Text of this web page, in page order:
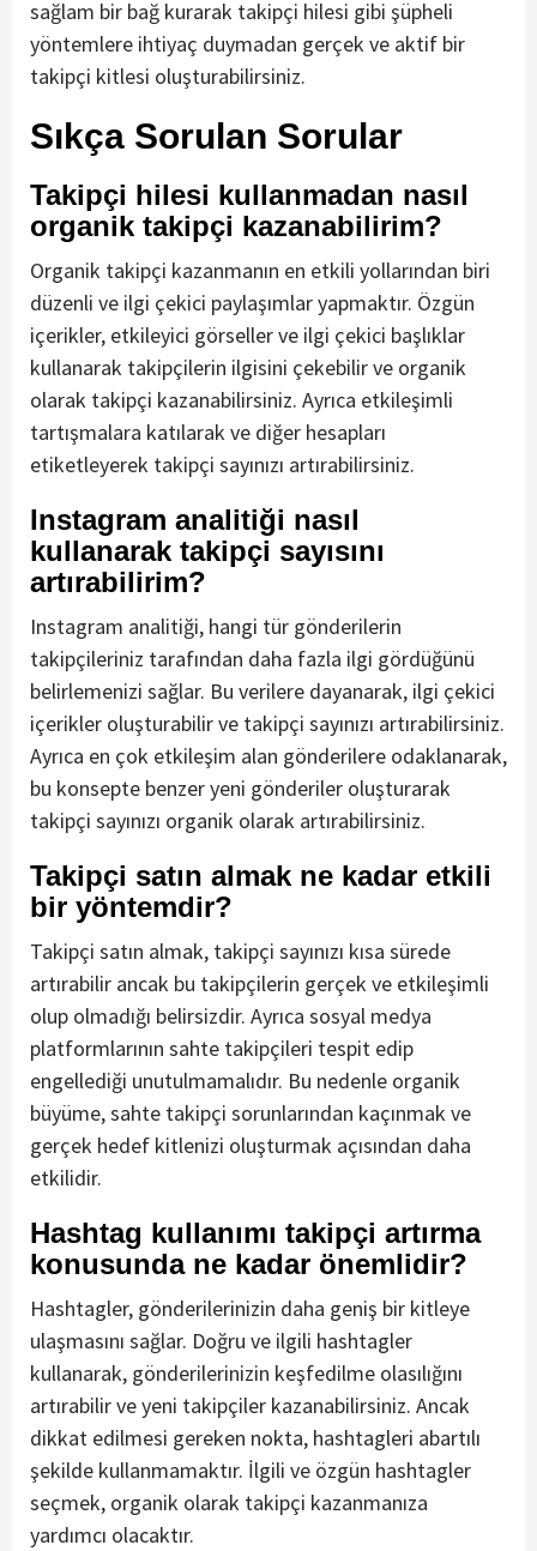
sağlam bir bağ kurarak takipçi hilesi gibi şüpheli
yöntemlere ihtiyaç duymadan gerçek ve aktif bir
takipçi kitlesi oluşturabilirsiniz.
Sıkça Sorulan Sorular
Takipçi hilesi kullanmadan nasıl
organik takipçi kazanabilirim?
Organik takipçi kazanmanın en etkili yollarından biri
düzenli ve ilgi çekici paylaşımlar yapmaktır. Özgün
içerikler, etkileyici görseller ve ilgi çekici başlıklar
kullanarak takipçilerin ilgisini çekebilir ve organik
olarak takipçi kazanabilirsiniz. Ayrıca etkileşimli
tartışmalara katılarak ve diğer hesapları
etiketleyerek takipçi sayınızı artırabilirsiniz.
Instagram analitiği nasıl
kullanarak takipçi sayısını
artırabilirim?
Instagram analitiği, hangi tür gönderilerin
takipçileriniz tarafından daha fazla ilgi gördüğünü
belirlemenizi sağlar. Bu verilere dayanarak, ilgi çekici
içerikler oluşturabilir ve takipçi sayınızı artırabilirsiniz.
Ayrıca en çok etkileşim alan gönderilere odaklanarak,
bu konsepte benzer yeni gönderiler oluşturarak
takipçi sayınızı organik olarak artırabilirsiniz.
Takipçi satın almak ne kadar etkili
bir yöntemdir?
Takipçi satın almak, takipçi sayınızı kısa sürede
artırabilir ancak bu takipçilerin gerçek ve etkileşimli
olup olmadığı belirsizdir. Ayrıca sosyal medya
platformlarının sahte takipçileri tespit edip
engellediği unutulmamalıdır. Bu nedenle organik
büyüme, sahte takipçi sorunlarından kaçınmak ve
gerçek hedef kitlenizi oluşturmak açısından daha
etkilidir.
Hashtag kullanımı takipçi artırma
konusunda ne kadar önemlidir?
Hashtagler, gönderilerinizin daha geniş bir kitleye
ulaşmasını sağlar. Doğru ve ilgili hashtagler
kullanarak, gönderilerinizin keşfedilme olasılığını
artırabilir ve yeni takipçiler kazanabilirsiniz. Ancak
dikkat edilmesi gereken nokta, hashtagleri abartılı
şekilde kullanmamaktır. İlgili ve özgün hashtagler
seçmek, organik olarak takipçi kazanmanıza
yardımcı olacaktır.